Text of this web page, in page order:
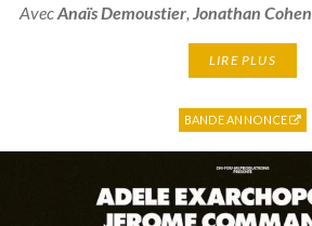
AvecAnaïs Demoustier, Jonathan Cohen
LIRE PLUS
BANDE ANNONCE